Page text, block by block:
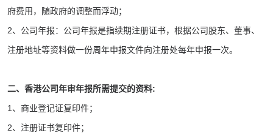
府费用，随政府的调整而浮动；
2、公司年报：公司年报是指续期注册证书，根据公司股东、董事、
注册地址等资料做一份周年申报文件向注册处每年申报一次。
二、香港公司年审年报所需提交的资料:
1、商业登记证复印件；
2、注册证书复印件；